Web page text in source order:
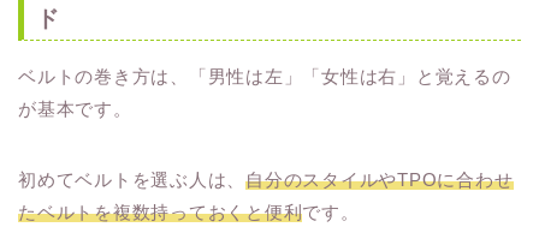
ド
ベルトの巻き方は、「男性は左」「女性は右」と覚えるの
が基本です。
初めてベルトを選ぶ人は、自分のスタイルやTPOに合わせ
たベルトを複数持っておくと便利です。